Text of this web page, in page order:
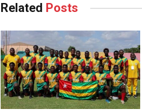
Related Posts